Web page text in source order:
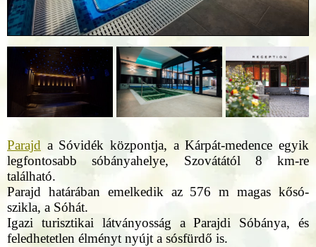
Parajd a Sóvidék központja, a Kárpát-medence egyik
legfontosabb sóbányahelye, Szovátától 8 km-re
található.
Parajd határában emelkedik az 576 m magas kősó-
szikla, a Sóhát.
Igazi turisztikai látványosság a Parajdi Sóbánya, és
feledhetetlen élményt nyújt a sósfürdő is.